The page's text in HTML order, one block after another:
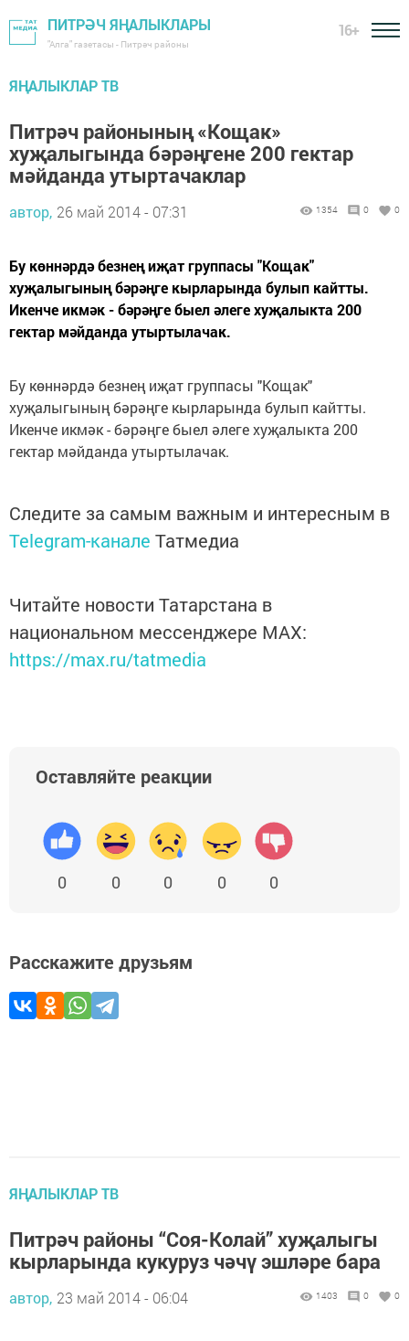
ПИТРӘЧ ЯҢАЛЫКЛАРЫ
"Алга" газетасы - Питрәч районы
16+
ЯҢАЛЫКЛАР ТВ
Питрәч районының «Кощак»
хуҗалыгында бәрәңгене 200 гектар
мәйданда утыртачаклар
автор, 26 май 2014 - 07:31 1354 0 0
Бу көннәрдә безнең иҗат группасы "Кощак"
хуҗалыгының бәрәңге кырларында булып кайтты.
Икенче икмәк - бәрәңге быел әлеге хуҗалыкта 200
гектар мәйданда утыртылачак.
Бу көннәрдә безнең иҗат группасы "Кощак"
хуҗалыгының бәрәңге кырларында булып кайтты.
Икенче икмәк - бәрәңге быел әлеге хуҗалыкта 200
гектар мәйданда утыртылачак.
Следите за самым важным и интересным в
Telegram-канале Татмедиа
Читайте новости Татарстана в
национальном мессенджере MАХ:
https://max.ru/tatmedia
Оставляйте реакции
0 0 0 0 0
Расскажите друзьям
ЯҢАЛЫКЛАР ТВ
Питрәч районы “Соя-Колай” хуҗалыгы
кырларында кукуруз чәчү эшләре бара
автор, 23 май 2014 - 06:04 1403 0 0